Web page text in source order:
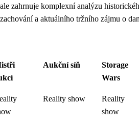
zahrnuje komplexní analýzu
a aktuálního tržního zájmu o
Aukční síň
Storage
Wars
Reality show
Reality
show